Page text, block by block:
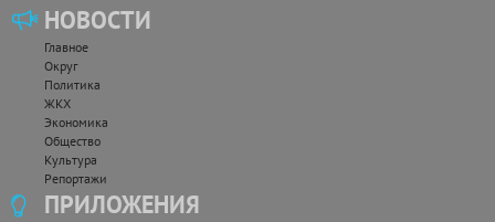
НОВОСТИ
Главное
Округ
Политика
ЖКХ
Экономика
Общество
Культура
Репортажи
ПРИЛОЖЕНИЯ